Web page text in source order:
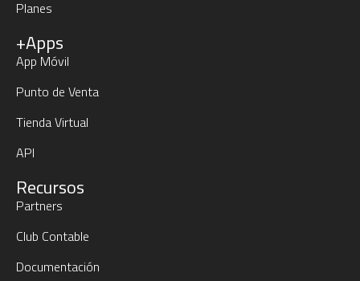
Planes
+Apps
App Móvil
Punto de Venta
Tienda Virtual
API
Recursos
Partners
Club Contable
Documentación